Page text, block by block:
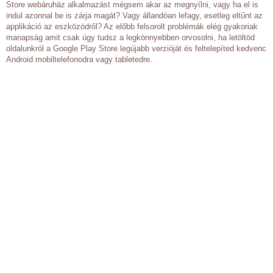
Store webáruház alkalmazást mégsem akar az megnyílni, vagy ha el is
indul azonnal be is zárja magát? Vagy állandóan lefagy, esetleg eltűnt az
applikáció az eszközödről? Az előbb felsorolt problémák elég gyakoriak
manapság amit csak úgy tudsz a legkönnyebben orvosolni, ha letöltöd
oldalunkról a Google Play Store legújabb verzióját és feltelepíted kedvenc
Android mobiltelefonodra vagy tabletedre.